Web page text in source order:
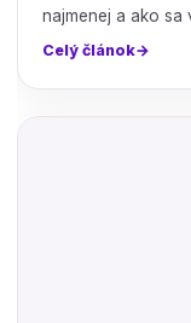
najmenej a ako sa
Celý článok